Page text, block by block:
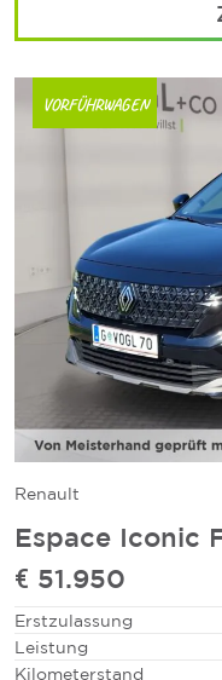
VORFÜHRWAGEN
Renault
Espace Iconic
€ 51.950
Erstzulassung
Leistung
Kilometerstand